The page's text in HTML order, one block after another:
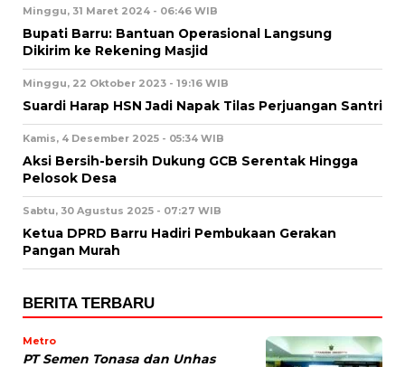
Minggu, 31 Maret 2024 - 06:46 WIB
Bupati Barru: Bantuan Operasional Langsung
Dikirim ke Rekening Masjid
Minggu, 22 Oktober 2023 - 19:16 WIB
Suardi Harap HSN Jadi Napak Tilas Perjuangan Santri
Kamis, 4 Desember 2025 - 05:34 WIB
Aksi Bersih-bersih Dukung GCB Serentak Hingga
Pelosok Desa
Sabtu, 30 Agustus 2025 - 07:27 WIB
Ketua DPRD Barru Hadiri Pembukaan Gerakan
Pangan Murah
BERITA TERBARU
Metro
PT Semen Tonasa dan Unhas